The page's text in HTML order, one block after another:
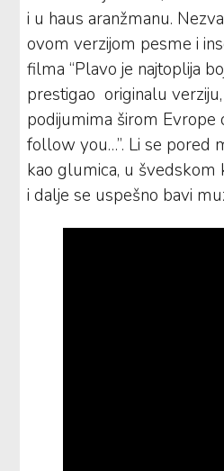
i u haus aranžmanu.
ovom verzijom pesme i
filma “Plavo je najtoplija
prestigao originalu
podijumima širom Evrope
follow you…”. Li se pored
kao glumica, u švedskom
i dalje se uspešno bavi